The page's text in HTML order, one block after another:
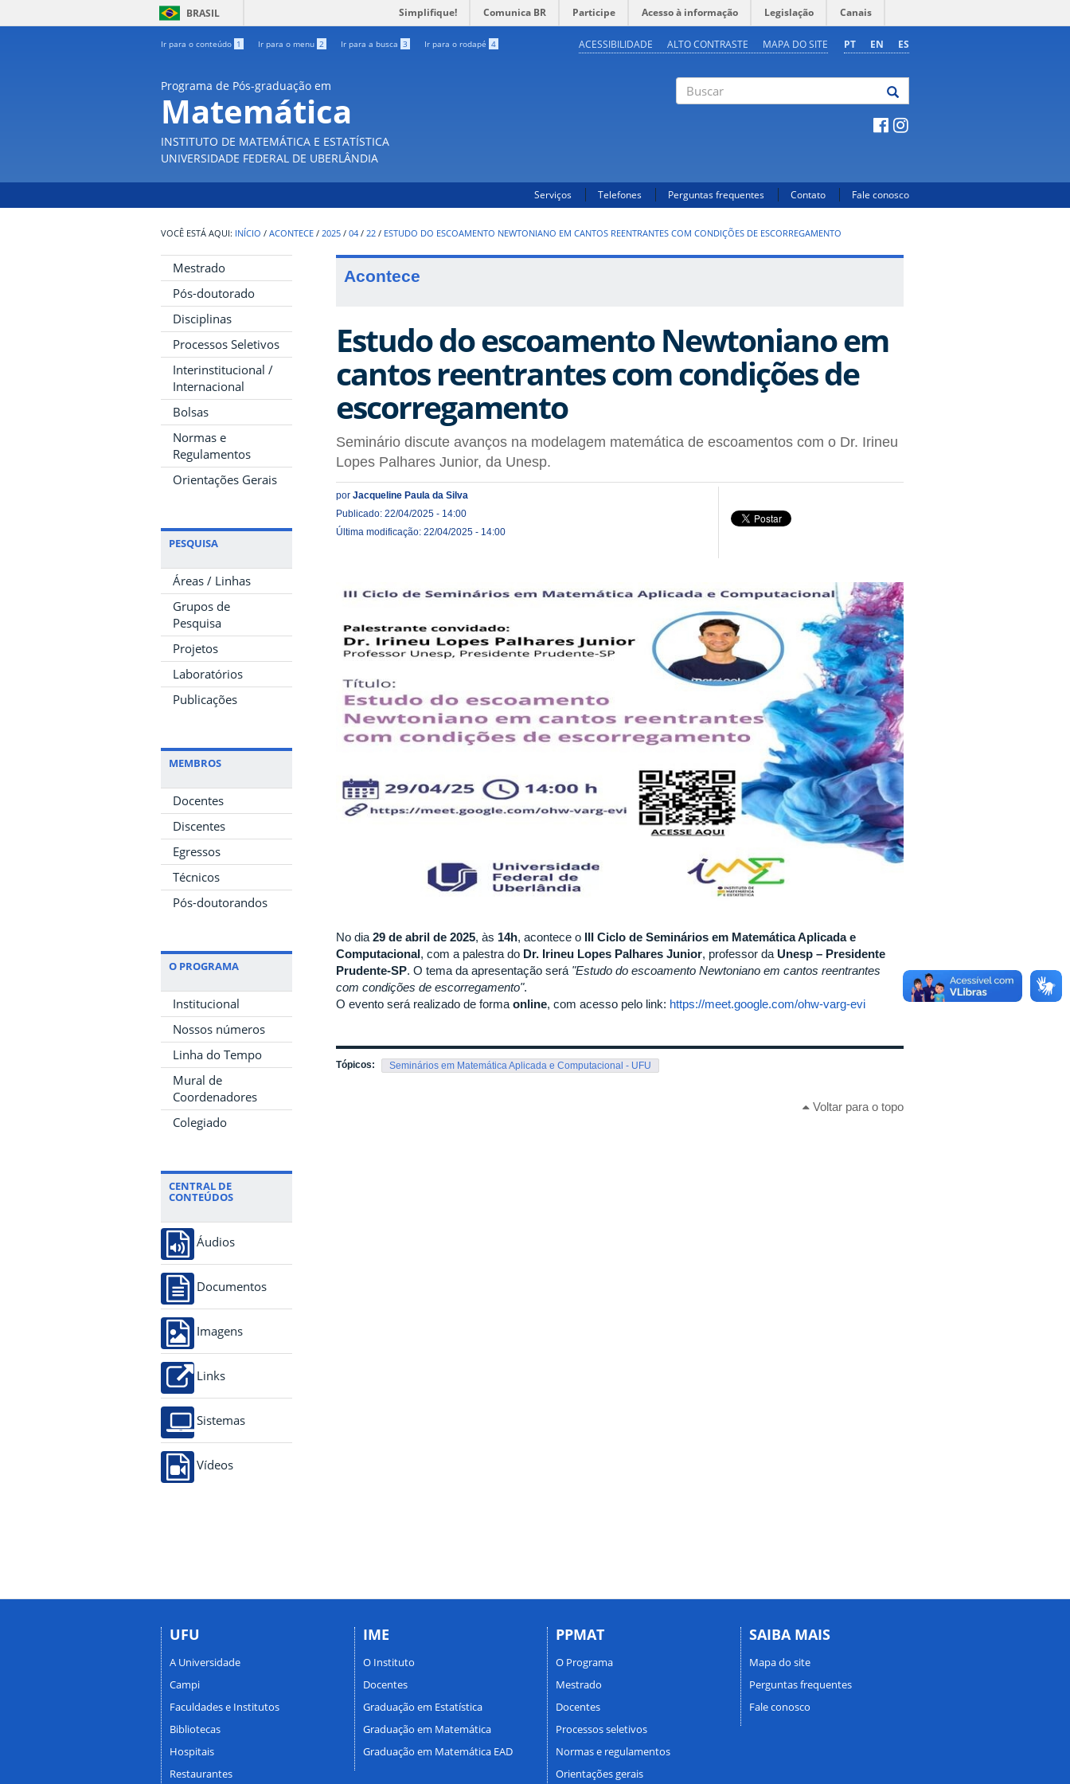
BRASIL Simplifique! Comunica BR Participe Acesso à informação Legislação Canais
Ir para o conteúdo 1 Ir para o menu 2 Ir para a busca 3 Ir para o rodapé 4 PT EN ES
ACESSIBILIDADE ALTO CONTRASTE MAPA DO SITE
Programa de Pós-graduação em
Matemática
INSTITUTO DE MATEMÁTICA E ESTATÍSTICA
UNIVERSIDADE FEDERAL DE UBERLÂNDIA
Serviços Telefones Perguntas frequentes Contato Fale conosco
INÍCIO / ACONTECE / 2025 / 04 / 22 / ESTUDO DO ESCOAMENTO NEWTONIANO EM CANTOS REENTRANTES COM CONDIÇÕES DE ESCORREGAMENTO
Mestrado
Pós-doutorado
Disciplinas
Processos Seletivos
Interinstitucional /
Internacional
Bolsas
Normas e
Regulamentos
Orientações Gerais
PESQUISA
Áreas / Linhas
Grupos de
Pesquisa
Projetos
Laboratórios
Publicações
MEMBROS
Docentes
Discentes
Egressos
Técnicos
Pós-doutorandos
O PROGRAMA
Institucional
Nossos números
Linha do Tempo
Mural de
Coordenadores
Colegiado
CENTRAL DE
CONTEÚDOS
Áudios
Documentos
Imagens
Links
Sistemas
Vídeos
Acontece
Estudo do escoamento Newtoniano em
cantos reentrantes com condições de
escorregamento
Seminário discute avanços na modelagem matemática de escoamentos com o Dr. Irineu
Lopes Palhares Junior, da Unesp.
por Jacqueline Paula da Silva
Publicado: 22/04/2025 - 14:00
Última modificação: 22/04/2025 - 14:00
No dia 29 de abril de 2025, às 14h, acontece o III Ciclo de Seminários em Matemática Aplicada e
Computacional, com a palestra do Dr. Irineu Lopes Palhares Junior, professor da Unesp – Presidente
Prudente-SP. O tema da apresentação será "Estudo do escoamento Newtoniano em cantos reentrantes
com condições de escorregamento".
O evento será realizado de forma online, com acesso pelo link: https://meet.google.com/ohw-varg-evi
Tópicos: Seminários em Matemática Aplicada e Computacional - UFU
Voltar para o topo
UFU
A Universidade
Campi
Faculdades e Institutos
Bibliotecas
Hospitais
Restaurantes
IME
O Instituto
Docentes
Graduação em Estatística
Graduação em Matemática
Graduação em Matemática EAD
PPMAT
O Programa
Mestrado
Docentes
Processos seletivos
Normas e regulamentos
Orientações gerais
SAIBA MAIS
Mapa do site
Perguntas frequentes
Fale conosco